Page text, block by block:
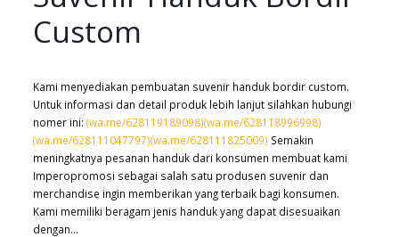
Custom
Kami menyediakan pembuatan suvenir handuk bordir custom.
Untuk informasi dan detail produk lebih lanjut silahkan hubungi
nomer ini: (wa.me/628119189098)(wa.me/628118996998)
(wa.me/628111047797)(wa.me/628111825009) Semakin
meningkatnya pesanan handuk dari konsumen membuat kami
Imperopromosi sebagai salah satu produsen suvenir dan
merchandise ingin memberikan yang terbaik bagi konsumen.
Kami memiliki beragam jenis handuk yang dapat disesuaikan
dengan...